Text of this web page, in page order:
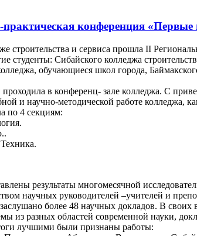
конференция «Первые
строительства и сервиса прошла II
студенты: Сибайского колледжа
обучающиеся школ города,
в конференц- зале колледжа. С
и научно-методической работе колледжа,
по 4 секциям:
результаты многомесячной
научных руководителей –учителей и
более 48 научных докладов. В
из разных областей современной науки,
лучшими были признаны работы: